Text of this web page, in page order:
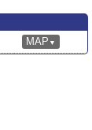
MAP ▼